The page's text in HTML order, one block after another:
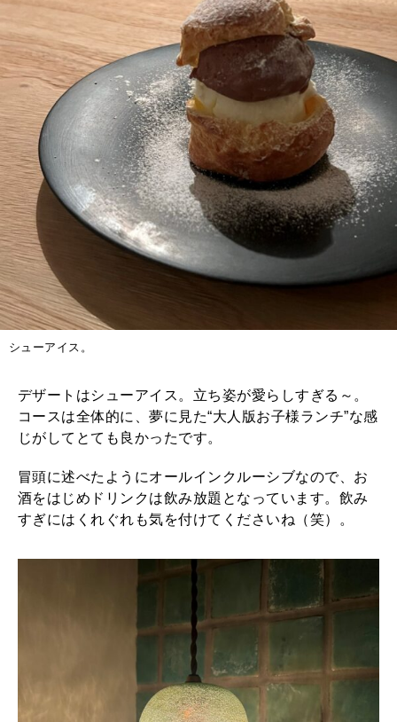
シューアイス。
デザートはシューアイス。立ち姿が愛らしすぎる～。
コースは全体的に、夢に見た“大人版お子様ランチ”な感
じがしてとても良かったです。
冒頭に述べたようにオールインクルーシブなので、お
酒をはじめドリンクは飲み放題となっています。飲み
すぎにはくれぐれも気を付けてくださいね（笑）。